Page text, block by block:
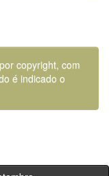
copyright, com
é indicado o